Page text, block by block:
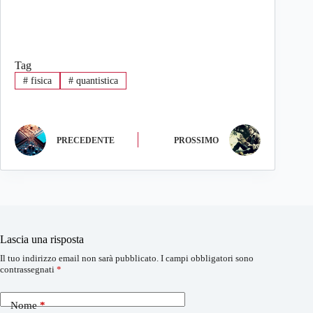
Tag
#fisica #quantistica
PRECEDENTE PROSSIMO
Lascia una risposta
Il tuo indirizzo email non sarà pubblicato. I campi obbligatori sono
contrassegnati *
Nome*